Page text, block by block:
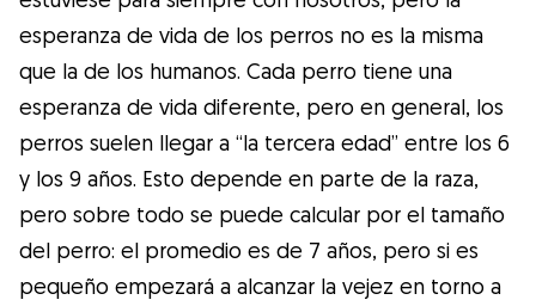
esperanza de vida de los perros no es la misma
que la de los humanos. Cada perro tiene una
esperanza de vida diferente, pero en general, los
perros suelen llegar a “la tercera edad” entre los 6
y los 9 años. Esto depende en parte de la raza,
pero sobre todo se puede calcular por el tamaño
del perro: el promedio es de 7 años, pero si es
pequeño empezará a alcanzar la vejez en torno a